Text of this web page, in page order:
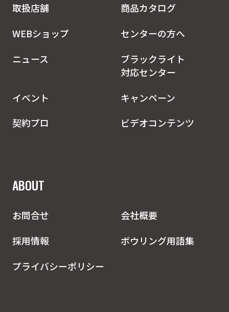
取扱店舗
商品カタログ
WEBショップ
センターの方へ
ニュース
ブラックライト
対応センター
イベント
キャンペーン
契約プロ
ビデオコンテンツ
ABOUT
お問合せ
会社概要
採用情報
ボウリング用語集
プライバシーポリシー